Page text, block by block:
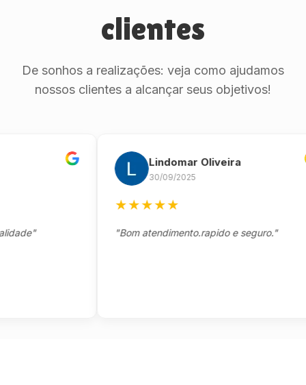
clientes
De sonhos a realizações: veja como ajudamos
nossos clientes a alcançar seus objetivos!
Lindomar Oliveira
30/09/2025
★★★
"Bom atendimento.rapido e seguro."